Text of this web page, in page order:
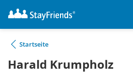
Startseite
Harald Krumpholz